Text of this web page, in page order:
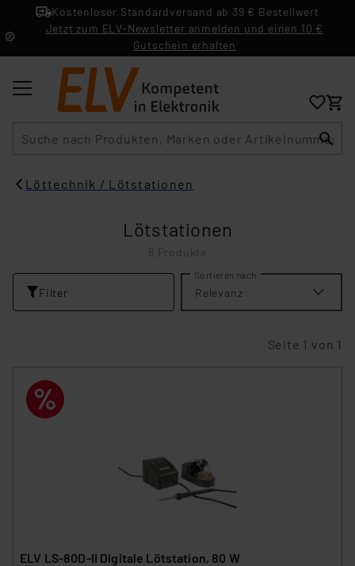
Kostenloser Standardversand ab 39 € Bestellwert
Jetzt zum ELV-Newsletter anmelden und einen 10 €
Gutschein erhalten
Löttechnik / Lötstationen
Lötstationen
6 Produkte
Filter
Sortieren nach
Relevanz
Seite 1 von 1
ELV LS-80D-II Digitale Lötstation, 80 W